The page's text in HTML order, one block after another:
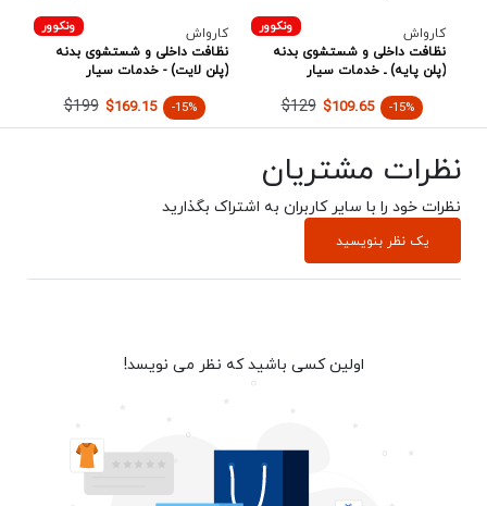
ونکوور
کارواش
نظافت داخلی و شستشوی بدنه
(پلن پایه) ـ خدمات سیار
$129 $109.65 -15%
ونکوور
کارواش
نظافت داخلی و شستشوی بدنه
(پلن لایت) - خدمات سیار
$199 $169.15 -15%
نظرات مشتریان
نظرات خود را با سایر کاربران به اشتراک بگذارید
یک نظر بنویسید
اولین کسی باشید که نظر می نویسد!